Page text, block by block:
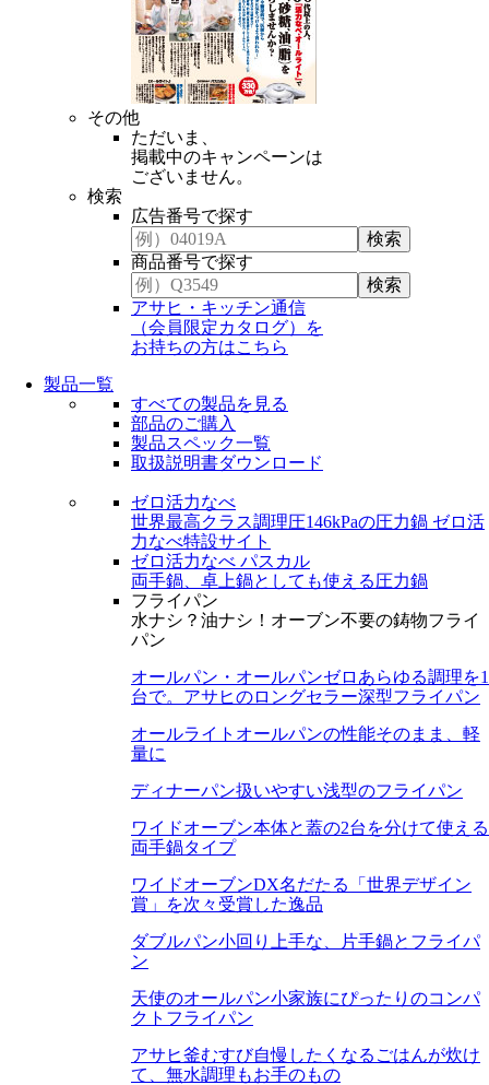
その他
ただいま、
掲載中のキャンペーンは
ございません。
検索
広告番号で探す
商品番号で探す
アサヒ・キッチン通信
（会員限定カタログ）を
お持ちの方はこちら
製品一覧
すべての製品を見る
部品のご購入
製品スペック一覧
取扱説明書ダウンロード
ゼロ活力なべ
世界最高クラス調理圧146kPaの圧力鍋 ゼロ活
力なべ特設サイト
ゼロ活力なべ パスカル
両手鍋、卓上鍋としても使える圧力鍋
フライパン
水ナシ？油ナシ！オーブン不要の鋳物フライ
パン
オールパン・オールパンゼロ あらゆる調理を1
台で。アサヒのロングセラー深型フライパン
オールライト オールパンの性能そのまま、軽
量に
ディナーパン扱いやすい浅型のフライパン
ワイドオーブン本体と蓋の2台を分けて使える
両手鍋タイプ
ワイドオーブンDX名だたる「世界デザイン
賞」を次々受賞した逸品
ダブルパン小回り上手な、片手鍋とフライパ
ン
天使のオールパン小家族にぴったりのコンパ
クトフライパン
アサヒ釜むすび自慢したくなるごはんが炊け
て、無水調理もお手のもの